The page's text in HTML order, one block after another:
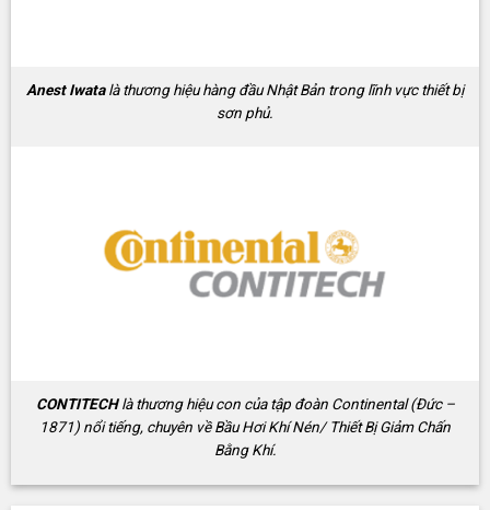
Anest Iwatalà thương hiệu hàng đầu Nhật Bản trong lĩnh vực thiết bị
sơn phủ.
CONTITECHlà thương hiệu con của tập đoàn Continental (Đức –
1871) nổi tiếng, chuyên về Bầu Hơi Khí Nén/ Thiết Bị Giảm Chấn
Bằng Khí.